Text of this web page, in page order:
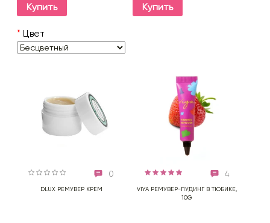
Купить
* Цвет
Купить
0
DLUX РЕМУВЕР КРЕМ
4
VIYA РЕМУВЕР-ПУДИНГ В ТЮБИКЕ,
10G